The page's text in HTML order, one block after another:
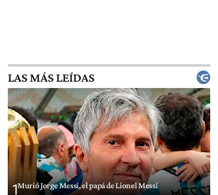
LAS MÁS LEÍDAS
1Murió Jorge Messi, el papá de Lionel Messi